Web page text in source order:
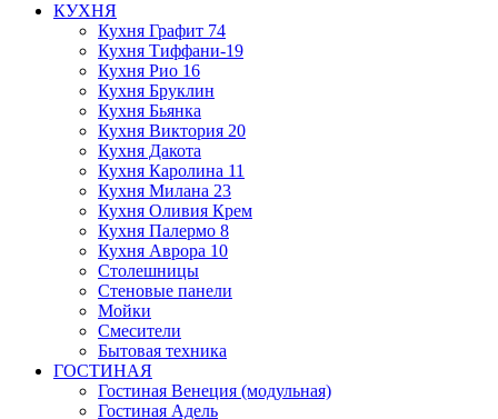
КУХНЯ
Кухня Графит 74
Кухня Тиффани-19
Кухня Рио 16
Кухня Бруклин
Кухня Бьянка
Кухня Виктория 20
Кухня Дакота
Кухня Каролина 11
Кухня Милана 23
Кухня Оливия Крем
Кухня Палермо 8
Кухня Аврора 10
Столешницы
Стеновые панели
Мойки
Смесители
Бытовая техника
ГОСТИНАЯ
Гостиная Венеция (модульная)
Гостиная Адель